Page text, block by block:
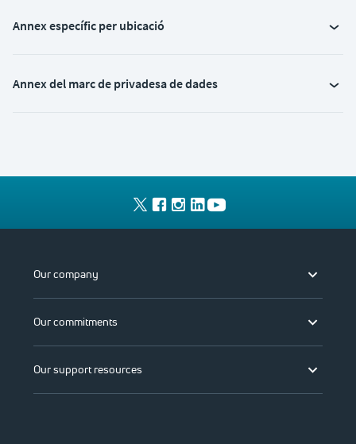
Annex específic per ubicació
Annex del marc de privadesa de dades
Our company
Our commitments
Our support resources